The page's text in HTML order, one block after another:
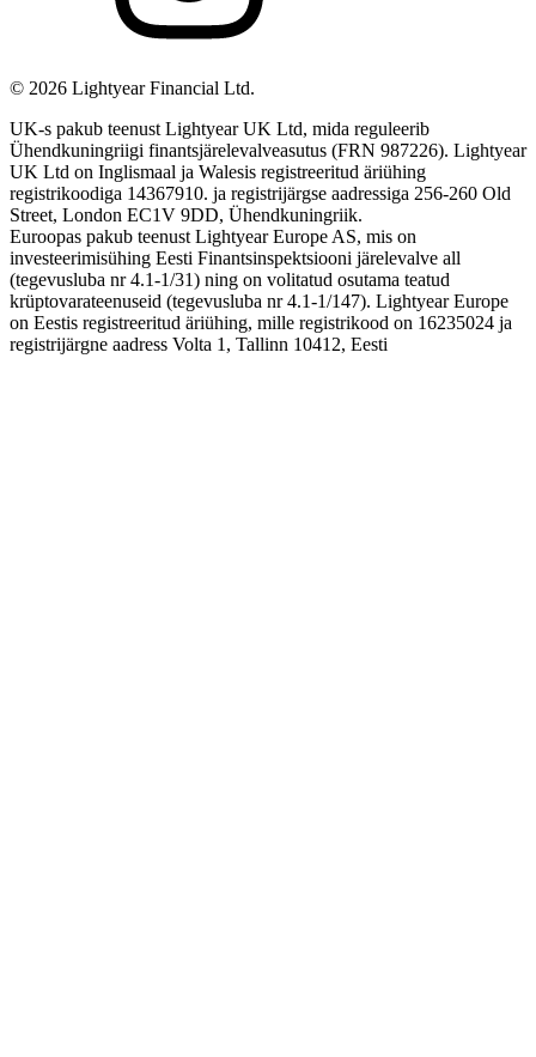
© 2026 Lightyear Financial Ltd.
UK-s pakub teenust Lightyear UK Ltd, mida reguleerib
Ühendkuningriigi finantsjärelevalveasutus (FRN 987226). Lightyear
UK Ltd on Inglismaal ja Walesis registreeritud äriühing
registrikoodiga 14367910. ja registrijärgse aadressiga 256-260 Old
Street, London EC1V 9DD, Ühendkuningriik.
Euroopas pakub teenust Lightyear Europe AS, mis on
investeerimisühing Eesti Finantsinspektsiooni järelevalve all
(tegevusluba nr 4.1-1/31) ning on volitatud osutama teatud
krüptovarateenuseid (tegevusluba nr 4.1-1/147). Lightyear Europe
on Eestis registreeritud äriühing, mille registrikood on 16235024 ja
registrijärgne aadress Volta 1, Tallinn 10412, Eesti